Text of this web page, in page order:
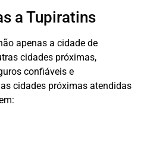
a Tupiratins
apenas a cidade de
cidades próximas,
confiáveis e
cidades próximas atendidas